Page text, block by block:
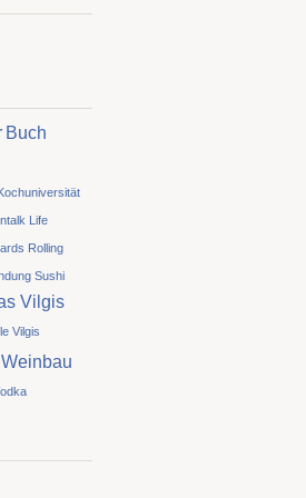
Buch
Life
Rolling
Sushi
Vilgis
Vilgis
Weinbau